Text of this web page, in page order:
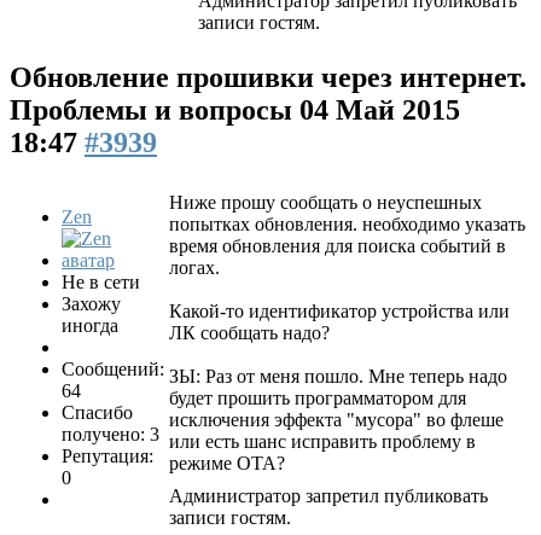
записи гостям.
Обновление прошивки через интернет.
Проблемы и вопросы 04 Май 2015
18:47 #3939
Zen
Не в сети
Захожу
иногда
Сообщений:
64
Спасибо
получено: 3
Репутация:
0
Ниже прошу сообщать о неуспешных
попытках обновления. необходимо указать
время обновления для поиска событий в
логах.
Какой-то идентификатор устройства или
ЛК сообщать надо?
ЗЫ: Раз от меня пошло. Мне теперь надо
будет прошить программатором для
исключения эффекта "мусора" во флеше
или есть шанс исправить проблему в
режиме OTA?
Администратор запретил публиковать
записи гостям.